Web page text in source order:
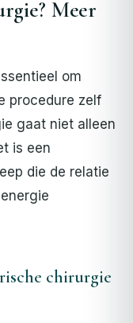
Meer
om
procedure zelf
gaat niet alleen
is een
die de relatie
chirurgie